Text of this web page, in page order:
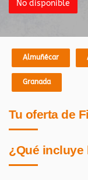
No disponible
Almuñécar
Granada
Tu oferta de
¿Qué incluye